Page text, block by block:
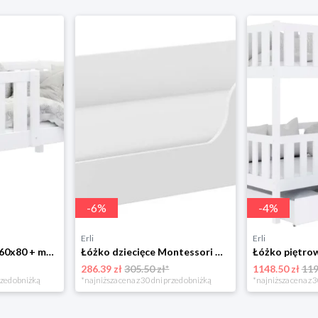
Łóżko drewniane 160x80 + materac BOBO P
obniżką
-6%
Erli
Łóżko dziecięce Montessori COCO 140x70 Sonoma lub Białe
286.39 zł305.50 zł*
*najniższa cena z 30 dni przed obniżką
-4%
Erli
1148.50 zł
*najniższa cena z